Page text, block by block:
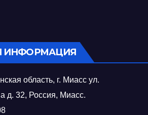
ИНФОРМАЦИЯ
область, г. Миасс ул.
д. 32, Россия, Миасс.